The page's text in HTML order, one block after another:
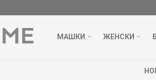
МАШКИ ЖЕНСКИ